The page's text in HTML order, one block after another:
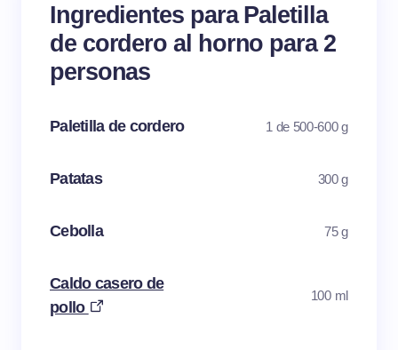
Ingredientes para Paletilla
de cordero al horno para 2
personas
Paletilla de cordero 1 de 500-600 g
Patatas 300 g
Cebolla 75 g
Caldo casero de
pollo
100 ml